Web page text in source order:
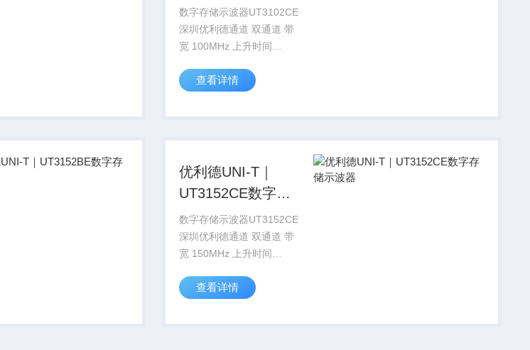
储示波器
数字存储示波器UT3102CE
深圳优利德通道 双通道 带
宽 100MHz 上升时间
显示 LCD、64K，彩色
查看详情
优利德UNI-T｜
UT3152CE数字存
储示波器
数字存储示波器UT3152CE
深圳优利德通道 双通道 带
宽 150MHz 上升时间
显示 LCD、64K，彩色
查看详情